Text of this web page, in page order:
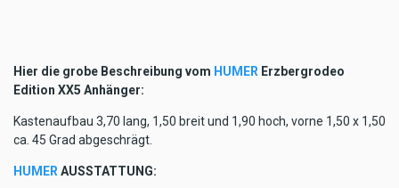
Hier die grobe Beschreibung vom HUMER Erzbergrodeo
Edition XX5 Anhänger:
Kastenaufbau 3,70 lang, 1,50 breit und 1,90 hoch, vorne 1,50 x 1,50
ca. 45 Grad abgeschrägt.
HUMER AUSSTATTUNG: